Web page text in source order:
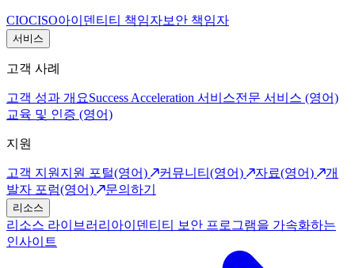
CIOCISO아이덴티티 책임자보안 책임자
서비스
고객 사례
고객 성과 개요Success Acceleration 서비스전문 서비스 (영어)
교육 및 인증 (영어)
지원
고객 지원 지원 포털(영어) 커뮤니티(영어) 자료(영어)
개
발자 포럼(영어)
문의하기
리소스
리소스 라이브러리 아이덴티티 보안 프로그램을 가속화하는
인사이트